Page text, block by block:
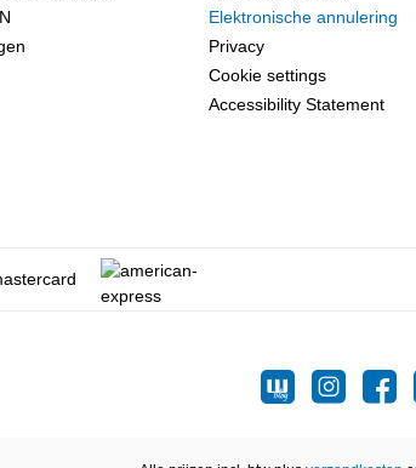
Elektronische annulering
Privacy
Cookie settings
Accessibility Statement